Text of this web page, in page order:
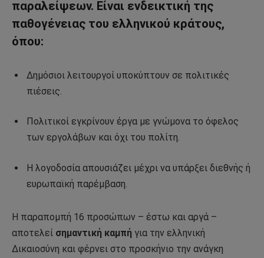
παραλείψεων. Είναι ενδεικτική της
παθογένειας του ελληνικού κράτους,
όπου:
Δημόσιοι λειτουργοί υποκύπτουν σε πολιτικές
πιέσεις.
Πολιτικοί εγκρίνουν έργα με γνώμονα το όφελος
των εργολάβων και όχι του πολίτη.
Η λογοδοσία απουσιάζει μέχρι να υπάρξει διεθνής ή
ευρωπαϊκή παρέμβαση.
Η παραπομπή 16 προσώπων – έστω και αργά –
αποτελεί σημαντική καμπή για την ελληνική
Δικαιοσύνη και φέρνει στο προσκήνιο την ανάγκη